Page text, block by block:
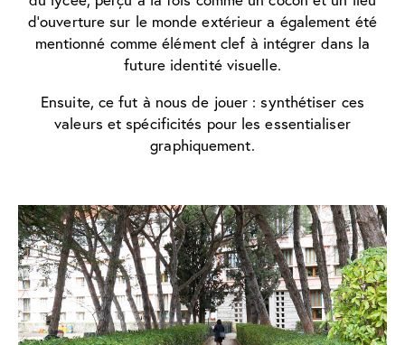
d’ouverture sur le monde extérieur a également été
mentionné comme élément clef à intégrer dans la
future identité visuelle.
Ensuite, ce fut à nous de jouer : synthétiser ces
valeurs et spécificités pour les essentialiser
graphiquement.